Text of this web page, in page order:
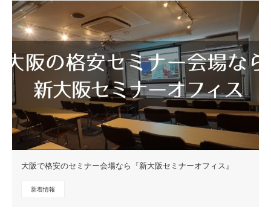
大阪で格安のセミナー会場なら『新大阪セミナーオフィス』
新着情報